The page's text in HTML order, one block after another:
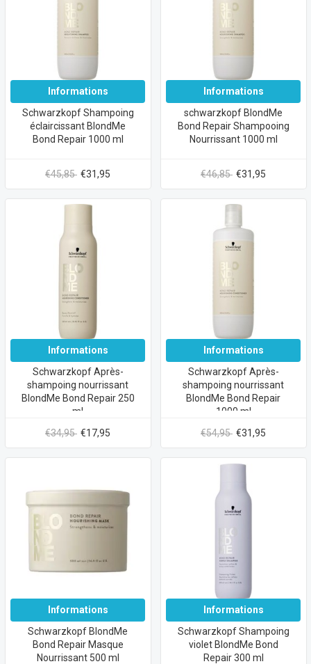
Informations
Schwarzkopf Shampoing
éclaircissant BlondMe
Bond Repair 1000 ml
€45,85 €31,95
Informations
schwarzkopf BlondMe
Bond Repair Shampooing
Nourrissant 1000 ml
€46,85 €31,95
Informations
Schwarzkopf Après-
shampoing nourrissant
BlondMe Bond Repair 250
ml
€34,95 €17,95
Informations
Schwarzkopf Après-
shampoing nourrissant
BlondMe Bond Repair
1000 ml
€54,95 €31,95
Informations
Schwarzkopf BlondMe
Bond Repair Masque
Nourrissant 500 ml
Informations
Schwarzkopf Shampoing
violet BlondMe Bond
Repair 300 ml